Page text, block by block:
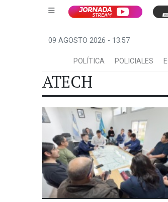
09 AGOSTO 2026 - 13:57
POLÍTICA POLICIALES
ATECH